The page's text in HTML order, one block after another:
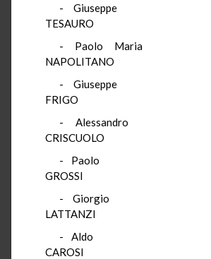
- Giuseppe
TESAURO
- Paolo Maria
NAPOLITANO
- Giuseppe
FRIGO
- Alessandro
CRISCUOLO
- Paolo
GROSSI
- Giorgio
LATTANZI
- Aldo
CAROSI